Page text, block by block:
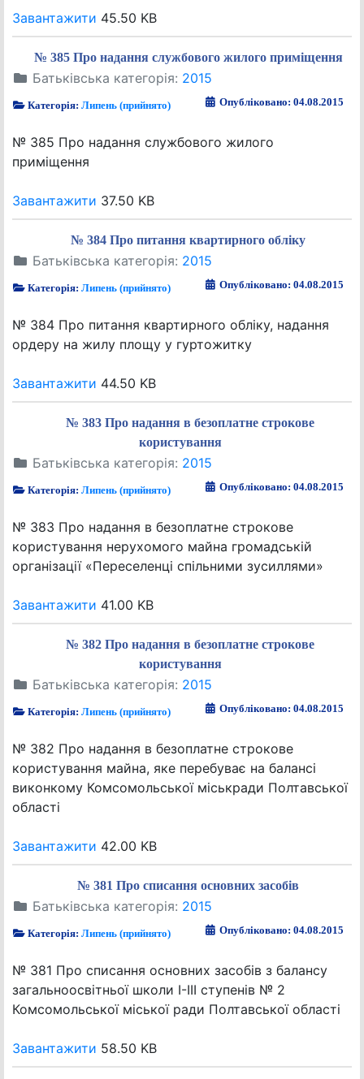
Завантажити 45.50 KB
№ 385 Про надання службового жилого приміщення
Батьківська категорія: 2015
Категорія:Липень (прийнято) Опубліковано: 04.08.2015
№ 385 Про надання службового жилого
приміщення
Завантажити 37.50 KB
№ 384 Про питання квартирного обліку
Батьківська категорія: 2015
Категорія:Липень (прийнято) Опубліковано: 04.08.2015
№ 384 Про питання квартирного обліку, надання
ордеру на жилу площу у гуртожитку
Завантажити 44.50 KB
№ 383 Про надання в безоплатне строкове
користування
Батьківська категорія: 2015
Категорія:Липень (прийнято) Опубліковано: 04.08.2015
№ 383 Про надання в безоплатне строкове
користування нерухомого майна громадській
організації «Переселенці спільними зусиллями»
Завантажити 41.00 KB
№ 382 Про надання в безоплатне строкове
користування
Батьківська категорія: 2015
Категорія:Липень (прийнято) Опубліковано: 04.08.2015
№ 382 Про надання в безоплатне строкове
користування майна, яке перебуває на балансі
виконкому Комсомольської міськради Полтавської
області
Завантажити 42.00 KB
№ 381 Про списання основних засобів
Батьківська категорія: 2015
Категорія:Липень (прийнято) Опубліковано: 04.08.2015
№ 381 Про списання основних засобів з балансу
загальноосвітньої школи І-ІІІ ступенів № 2
Комсомольської міської ради Полтавської області
Завантажити 58.50 KB